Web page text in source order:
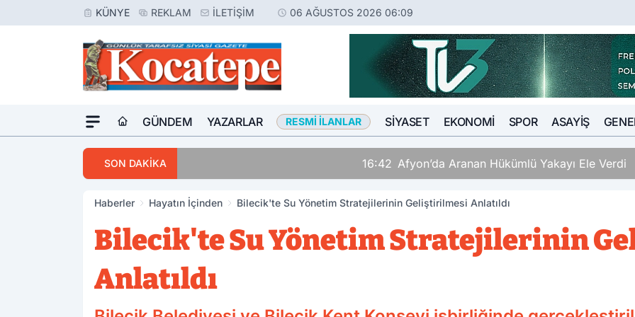
KÜNYE REKLAM İLETIŞIM 06 AĞUSTOS 2026 06:09
GÜNDEM YAZARLAR RESMI İLANLAR SIYASET EKONOMI SPOR ASAYIŞ
SON DAKİKA Afyon’da Aranan Hükümlü Yakayı Ele Verdi
Haberler Hayatın İçinden Bilecik'te Su Yönetim Stratejilerinin Geliştirilmesi Anlatıldı
Bilecik'te Su Yönetim Stratejilerinin
Anlatıldı